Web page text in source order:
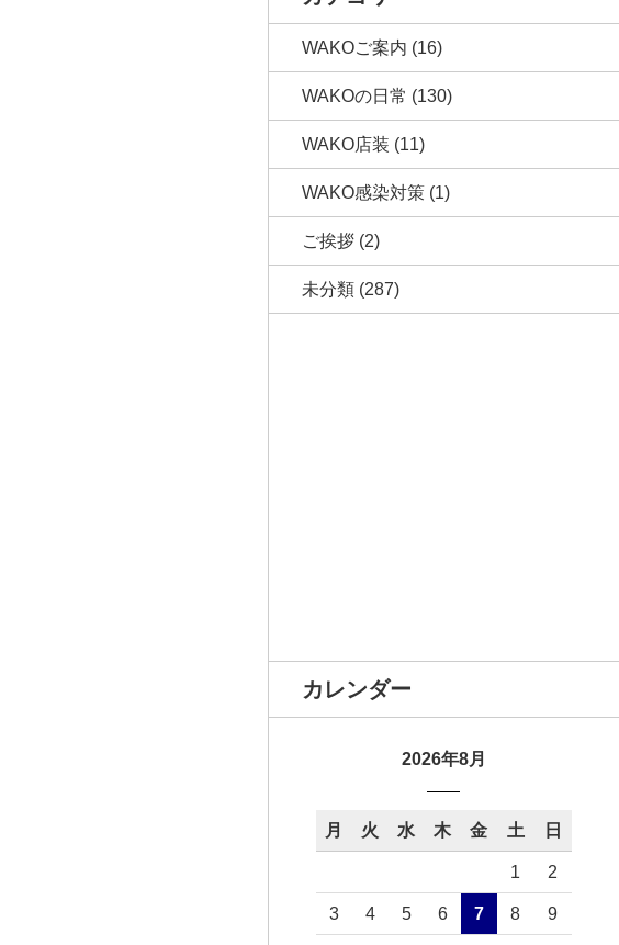
WAKOご案内 (16)
WAKOの日常 (130)
WAKO店装 (11)
WAKO感染対策 (1)
ご挨拶 (2)
未分類 (287)
カレンダー
2026年8月
月 火 水 木 金 土 日
1 2
3 4 5 6 7 8 9